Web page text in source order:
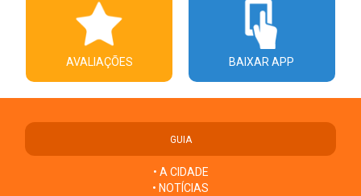
AVALIAÇÕES BAIXAR APP
GUIA
• A CIDADE
• NOTÍCIAS